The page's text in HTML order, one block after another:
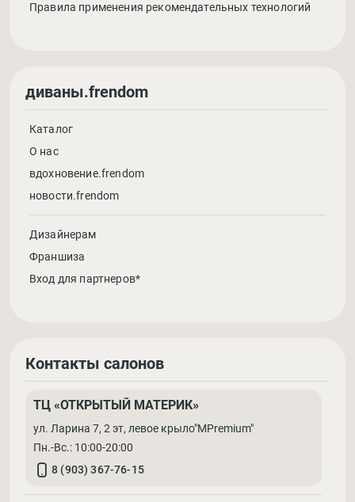
Правила применения рекомендательных технологий
диваны.frendom
Каталог
О нас
вдохновение.frendom
новости.frendom
Дизайнерам
Франшиза
Вход для партнеров*
Контакты салонов
ТЦ «ОТКРЫТЫЙ МАТЕРИК»
ул. Ларина 7, 2 эт, левое крыло"MPremium"
Пн.-Вс.: 10:00-20:00
8 (903) 367-76-15